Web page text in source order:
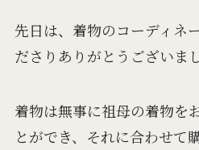
先日は、着物のコーディネ
ださりありがとうございまし
着物は無事に祖母の着物を
とができ、それに合わせて